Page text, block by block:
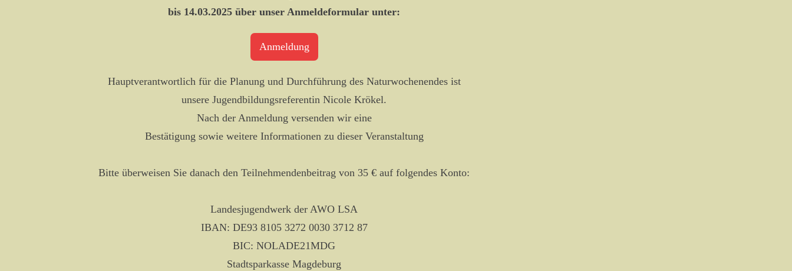
bis 14.03.2025 über unser Anmeldeformular unter:
Anmeldung
Hauptverantwortlich für die Planung und Durchführung des Naturwochenendes ist
unsere Jugendbildungsreferentin Nicole Krökel.
Nach der Anmeldung versenden wir eine
Bestätigung sowie weitere Informationen zu dieser Veranstaltung
Bitte überweisen Sie danach den Teilnehmendenbeitrag von 35 € auf folgendes Konto:
Landesjugendwerk der AWO LSA
IBAN: DE93 8105 3272 0030 3712 87
BIC: NOLADE21MDG
Stadtsparkasse Magdeburg